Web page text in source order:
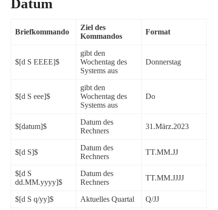
Datum
Briefkommando
Ziel des
Kommandos
Format
$[d S EEEE]$
gibt den
Wochentag des
Systems aus
Donnerstag
$[d S eee]$
gibt den
Wochentag des
Systems aus
Do
$[datum]$
Datum des
Rechners
31.März.2023
$[d S]$
Datum des
Rechners
TT.MM.JJ
$[d S
dd.MM.yyyy]$
Datum des
Rechners
TT.MM.JJJJ
$[d S q/yy]$ Aktuelles Quartal Q/JJ